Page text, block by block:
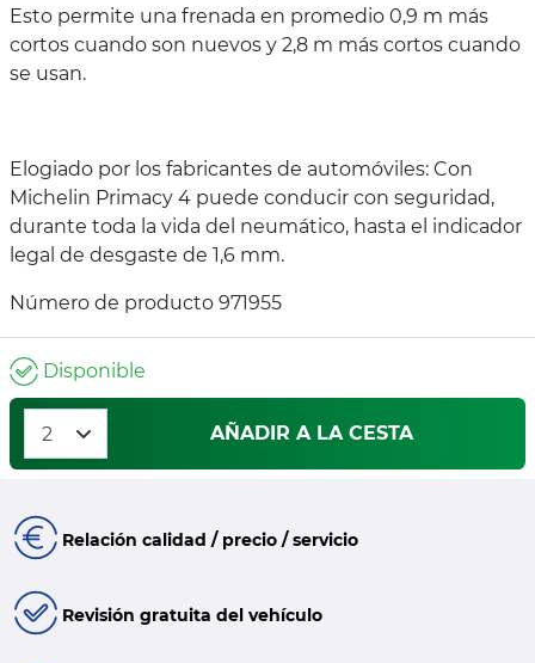
Esto permite una frenada en promedio 0,9 m más
cortos cuando son nuevos y 2,8 m más cortos cuando
se usan.
Elogiado por los fabricantes de automóviles: Con
Michelin Primacy 4 puede conducir con seguridad,
durante toda la vida del neumático, hasta el indicador
legal de desgaste de 1,6 mm.
Número de producto 971955
Disponible
AÑADIR A LA CESTA
Relación calidad / precio / servicio
Revisión gratuita del vehículo